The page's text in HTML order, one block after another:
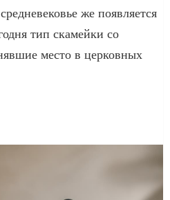
же появляется
тип скамейки со
место в церковных